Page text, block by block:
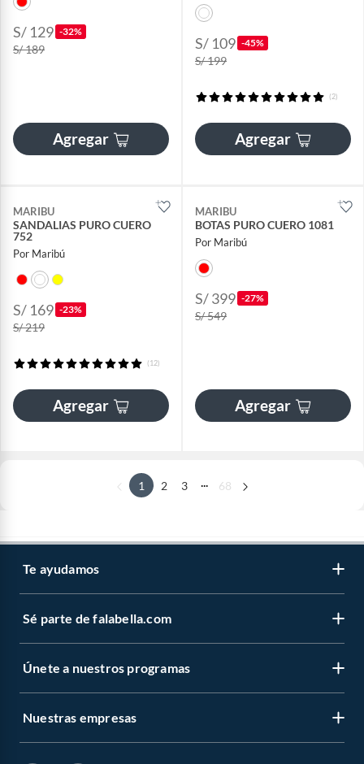
S/ 129 -32%
S/ 189
Agregar
S/ 109 -45%
S/ 199
(2)
Agregar
MARIBU
SANDALIAS PURO CUERO
752
Por Maribú
S/ 169 -23%
S/ 219
(12)
Agregar
MARIBU
BOTAS PURO CUERO 1081
Por Maribú
S/ 399 -27%
S/ 549
Agregar
1 2 3 ... 68
Te ayudamos
Sé parte de falabella.com
Únete a nuestros programas
Nuestras empresas